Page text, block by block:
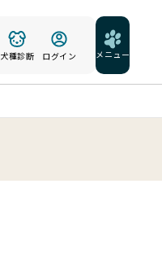
犬種診断 ログイン メニュー